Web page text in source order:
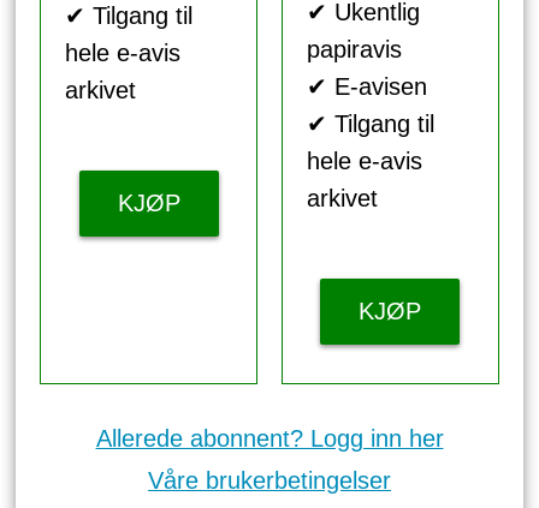
✔ Tilgang til
hele e-avis
arkivet
KJØP
✔ Ukentlig
papiravis
✔ E-avisen
✔ Tilgang til
hele e-avis
arkivet
KJØP
Allerede abonnent? Logg inn her
Våre brukerbetingelser